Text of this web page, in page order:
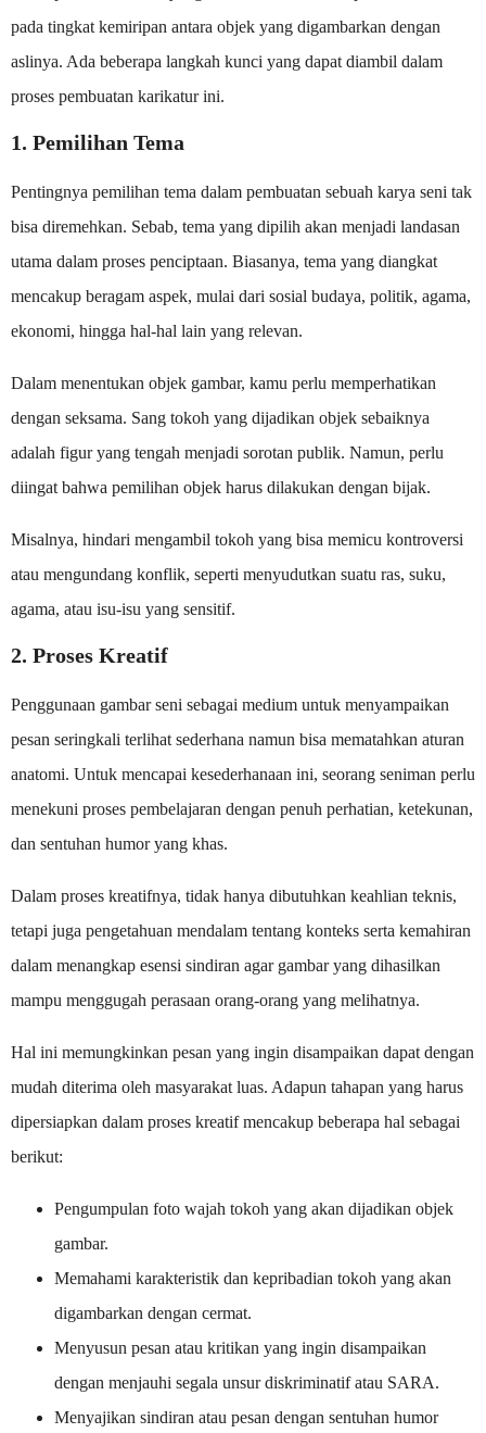
pada tingkat kemiripan antara objek yang digambarkan dengan
aslinya. Ada beberapa langkah kunci yang dapat diambil dalam
proses pembuatan karikatur ini.
1. Pemilihan Tema
Pentingnya pemilihan tema dalam pembuatan sebuah karya seni tak
bisa diremehkan. Sebab, tema yang dipilih akan menjadi landasan
utama dalam proses penciptaan. Biasanya, tema yang diangkat
mencakup beragam aspek, mulai dari sosial budaya, politik, agama,
ekonomi, hingga hal-hal lain yang relevan.
Dalam menentukan objek gambar, kamu perlu memperhatikan
dengan seksama. Sang tokoh yang dijadikan objek sebaiknya
adalah figur yang tengah menjadi sorotan publik. Namun, perlu
diingat bahwa pemilihan objek harus dilakukan dengan bijak.
Misalnya, hindari mengambil tokoh yang bisa memicu kontroversi
atau mengundang konflik, seperti menyudutkan suatu ras, suku,
agama, atau isu-isu yang sensitif.
2. Proses Kreatif
Penggunaan gambar seni sebagai medium untuk menyampaikan
pesan seringkali terlihat sederhana namun bisa mematahkan aturan
anatomi. Untuk mencapai kesederhanaan ini, seorang seniman perlu
menekuni proses pembelajaran dengan penuh perhatian, ketekunan,
dan sentuhan humor yang khas.
Dalam proses kreatifnya, tidak hanya dibutuhkan keahlian teknis,
tetapi juga pengetahuan mendalam tentang konteks serta kemahiran
dalam menangkap esensi sindiran agar gambar yang dihasilkan
mampu menggugah perasaan orang-orang yang melihatnya.
Hal ini memungkinkan pesan yang ingin disampaikan dapat dengan
mudah diterima oleh masyarakat luas. Adapun tahapan yang harus
dipersiapkan dalam proses kreatif mencakup beberapa hal sebagai
berikut:
Pengumpulan foto wajah tokoh yang akan dijadikan objek
gambar.
Memahami karakteristik dan kepribadian tokoh yang akan
digambarkan dengan cermat.
Menyusun pesan atau kritikan yang ingin disampaikan
dengan menjauhi segala unsur diskriminatif atau SARA.
Menyajikan sindiran atau pesan dengan sentuhan humor